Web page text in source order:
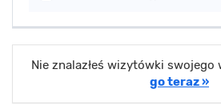
Nie znalazłeś wizytówki swojego
go teraz »